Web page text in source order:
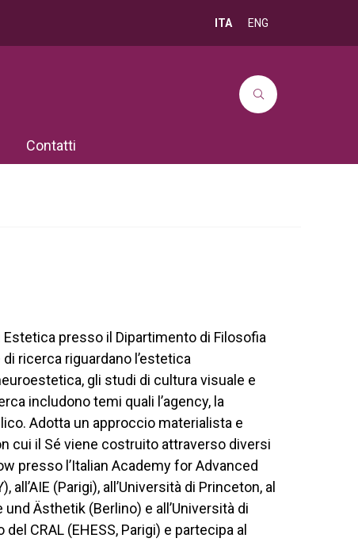
ITA ENG
Contatti
presso il Dipartimento di Filosofia
ricerca riguardano l’estetica
gli studi di cultura visuale e
includono temi quali l’agency, la
Adotta un approccio materialista e
il Sé viene costruito attraverso diversi
presso l’Italian Academy for Advanced
(Parigi), all’Università di Princeton, al
Ästhetik (Berlino) e all’Università di
CRAL (EHESS, Parigi) e partecipa al